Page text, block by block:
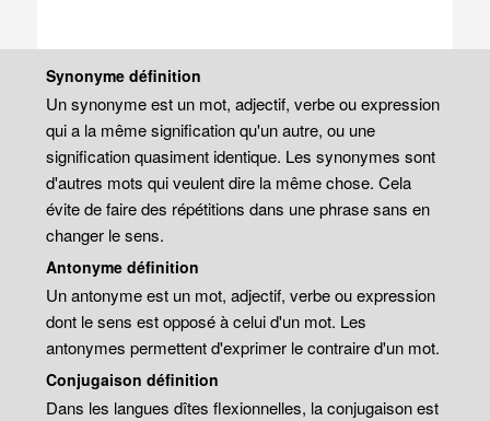
Synonyme définition
Un synonyme est un mot, adjectif, verbe ou expression
qui a la même signification qu'un autre, ou une
signification quasiment identique. Les synonymes sont
d'autres mots qui veulent dire la même chose. Cela
évite de faire des répétitions dans une phrase sans en
changer le sens.
Antonyme définition
Un antonyme est un mot, adjectif, verbe ou expression
dont le sens est opposé à celui d'un mot. Les
antonymes permettent d'exprimer le contraire d'un mot.
Conjugaison définition
Dans les langues dîtes flexionnelles, la conjugaison est